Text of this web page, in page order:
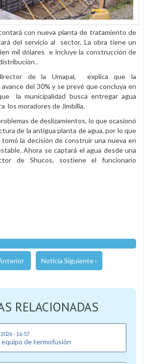
con nueva planta de tratamiento de
del servicio al sector. La obra tiene un
mil dólares e incluye la construcción de
.
de la Umapal, explica que la
del 30% y se prevé que concluya en
la municipalidad busca entregar agua
los moradores de Jimbilla.
de deslizamientos, lo que ocasionó
de la antigua planta de agua, por lo que
tomó la decisión de construir una nueva en
Ahora se captará el agua desde una
de Shucos, sostiene el funcionario
Noticia Siguiente ›
RELACIONADAS
- 16:57
equipo de termofusión